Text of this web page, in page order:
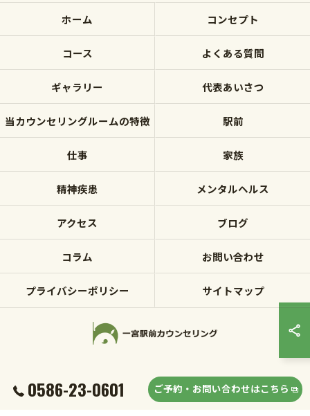
0586-23-0601 ご予約・お問い合わせはこちら
ホーム コンセプト
コース よくある質問
ギャラリー 代表あいさつ
当カウンセリングルームの特徴 駅前
仕事 家族
精神疾患 メンタルヘルス
アクセス ブログ
コラム お問い合わせ
プライバシーポリシー サイトマップ
© 2026 愛知県一宮市のカウンセリングなら一宮駅前カウンセリング ALL RIGHTS
RESERVED.